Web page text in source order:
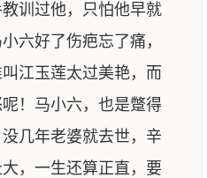
训过他，只怕他早就
六好了伤疤忘了痛，
江玉莲太过美艳，而
！马小六，也是蹩得
几年老婆就去世，辛
，一生还算正直，要